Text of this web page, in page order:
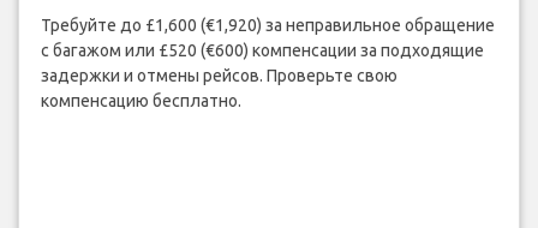
Требуйте до £1,600 (€1,920) за неправильное обращение
с багажом или £520 (€600) компенсации за подходящие
задержки и отмены рейсов. Проверьте свою
компенсацию бесплатно.